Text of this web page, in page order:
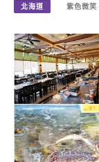
北海道 紫色微笑